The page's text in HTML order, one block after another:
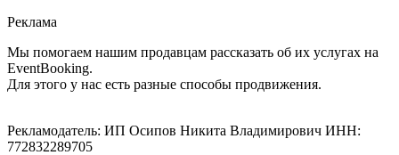
Реклама
Мы помогаем нашим продавцам рассказать об их услугах на
EventBooking.
Для этого у нас есть разные способы продвижения.
Рекламодатель: ИП Осипов Никита Владимирович ИНН:
772832289705